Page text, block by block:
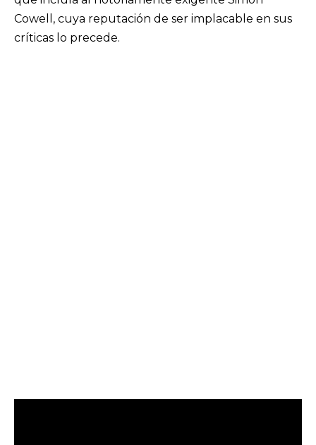
Cowell, cuya reputación de ser implacable en sus
críticas lo precede.